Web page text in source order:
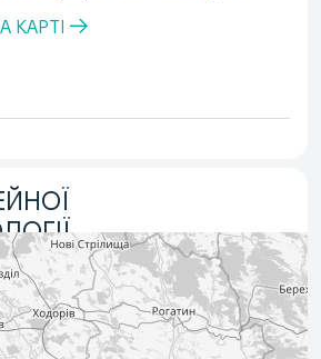
КАРТІ
вул. Вовчинецька,
КАРТІ